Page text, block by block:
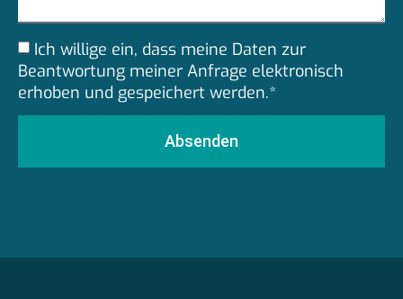
Ich willige ein, dass meine Daten zur
Beantwortung meiner Anfrage elektronisch
erhoben und gespeichert werden.*
Absenden